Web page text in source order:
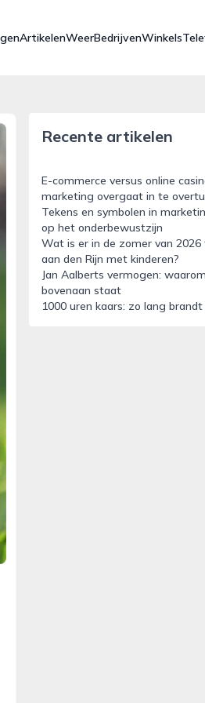
ArtikelenWeerBedrijvenWinkels
Recente artikelen
E-commerce versus online
marketing overgaat in te
Tekens en symbolen in
op het onderbewustzijn
Wat is er in de zomer van
aan den Rijn met kinderen?
Jan Aalberts vermogen:
bovenaan staat
1000 uren kaars: zo lang